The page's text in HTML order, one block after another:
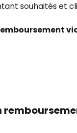
souhaités et